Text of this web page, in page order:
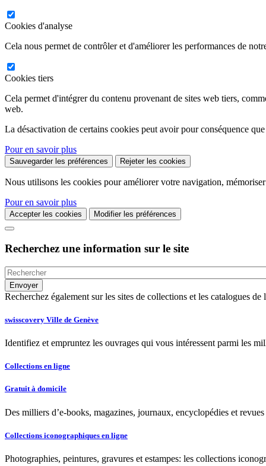
Cookies d'analyse
Cela nous permet de contrôler et d'améliorer les performances de
Cookies tiers
Cela permet d'intégrer du contenu provenant de sites web tiers,
web.
La désactivation de certains cookies peut avoir pour conséquence
Pour en savoir plus
Sauvegarder les préférences Rejeter les cookies
Nous utilisons les cookies pour améliorer votre navigation,
Pour en savoir plus
Accepter les cookies Modifier les préférences
Recherchez une information sur le site
Recherchez également sur les sites de collections et les catalogues
swisscovery Ville de Genève
Identifiez et empruntez les ouvrages qui vous intéressent parmi les
Collections en ligne
Gratuit à domicile
Des milliers d’e-books, magazines, journaux, encyclopédies et
Collections iconographiques en ligne
Photographies, peintures, gravures et estampes: les collections